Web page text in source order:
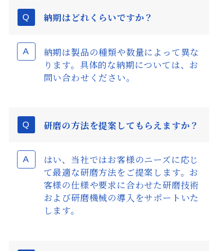
納期はどれくらいですか？
納期は製品の種類や数量によって異な
ります。具体的な納期については、お
問い合わせください。
研磨の方法を提案してもらえますか？
はい、当社ではお客様のニーズに応じ
て最適な研磨方法をご提案します。お
客様の仕様や要求に合わせた研磨技術
および研磨機械の導入をサポートいた
します。